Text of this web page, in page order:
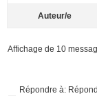
Auteur/e
Affichage de 10
Répondre à: